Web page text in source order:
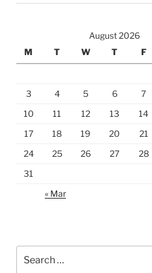
August 2026
M
T W T F
3
4 5 6 7
10
11 12 13 14
17
18 19 20 21
24
25 26 27 28
31
« Mar
for: